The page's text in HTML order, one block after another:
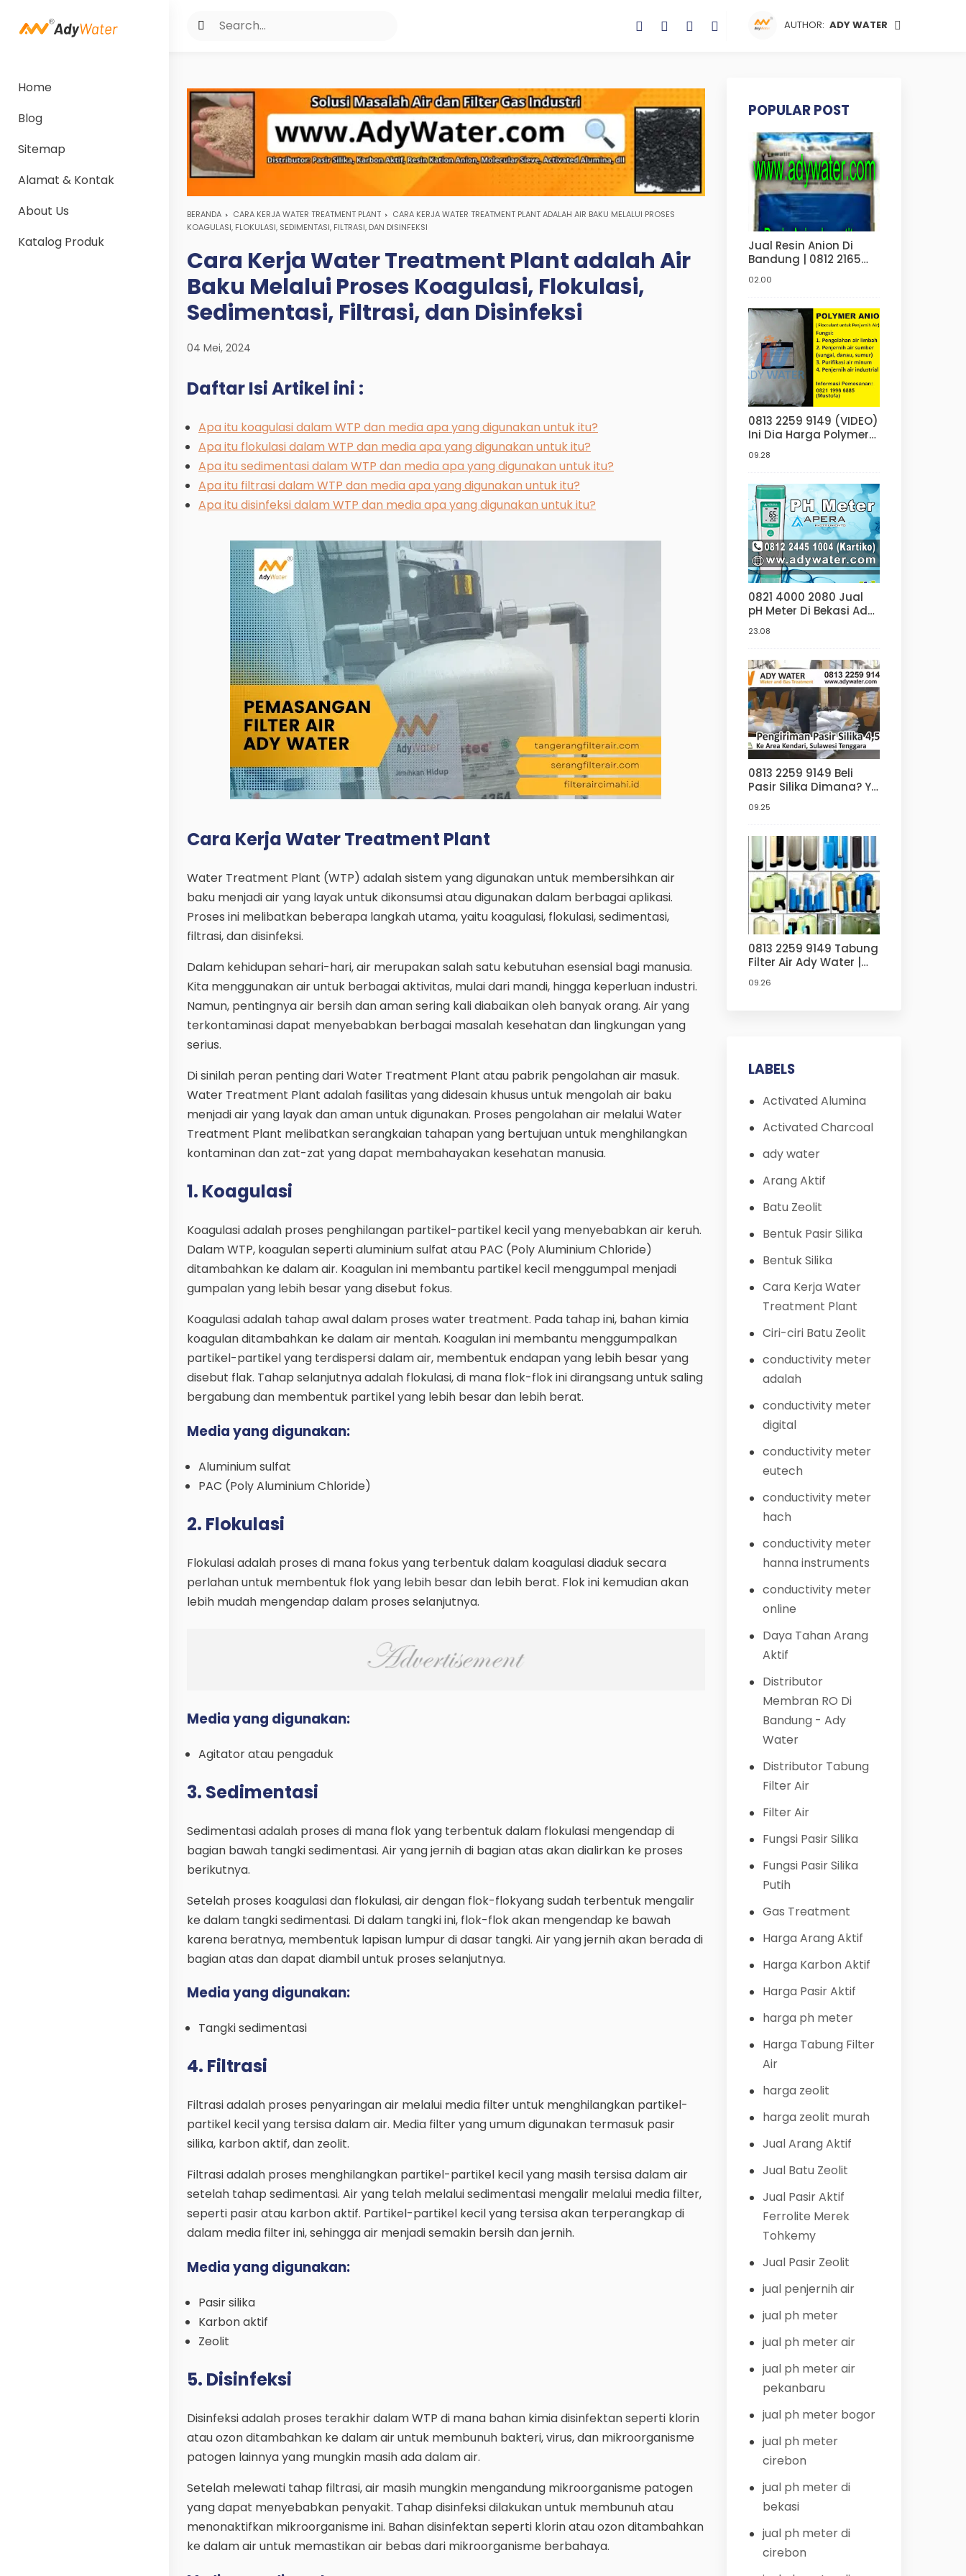
AUTHOR: ADY WATER
Home
Blog
Sitemap
Alamat & Kontak
About Us
Katalog Produk
BERANDA CARA KERJA WATER TREATMENT PLANT
CARA KERJA WATER TREATMENT PLANT ADALAH AIR BAKU MELALUI PROSES
KOAGULASI, FLOKULASI, SEDIMENTASI, FILTRASI, DAN DISINFEKSI
Cara Kerja Water Treatment Plant adalah Air
Baku Melalui Proses Koagulasi, Flokulasi,
Sedimentasi, Filtrasi, dan Disinfeksi
04 Mei, 2024
Daftar Isi Artikel ini :
Apa itu koagulasi dalam WTP dan media apa yang digunakan untuk itu?
Apa itu flokulasi dalam WTP dan media apa yang digunakan untuk itu?
Apa itu sedimentasi dalam WTP dan media apa yang digunakan untuk itu?
Apa itu filtrasi dalam WTP dan media apa yang digunakan untuk itu?
Apa itu disinfeksi dalam WTP dan media apa yang digunakan untuk itu?
Cara Kerja Water Treatment Plant
Water Treatment Plant (WTP) adalah sistem yang digunakan untuk membersihkan air
baku menjadi air yang layak untuk dikonsumsi atau digunakan dalam berbagai aplikasi.
Proses ini melibatkan beberapa langkah utama, yaitu koagulasi, flokulasi, sedimentasi,
filtrasi, dan disinfeksi.
Dalam kehidupan sehari-hari, air merupakan salah satu kebutuhan esensial bagi manusia.
Kita menggunakan air untuk berbagai aktivitas, mulai dari mandi, hingga keperluan industri.
Namun, pentingnya air bersih dan aman sering kali diabaikan oleh banyak orang. Air yang
terkontaminasi dapat menyebabkan berbagai masalah kesehatan dan lingkungan yang
serius.
Di sinilah peran penting dari Water Treatment Plant atau pabrik pengolahan air masuk.
Water Treatment Plant adalah fasilitas yang didesain khusus untuk mengolah air baku
menjadi air yang layak dan aman untuk digunakan. Proses pengolahan air melalui Water
Treatment Plant melibatkan serangkaian tahapan yang bertujuan untuk menghilangkan
kontaminan dan zat-zat yang dapat membahayakan kesehatan manusia.
1. Koagulasi
Koagulasi adalah proses penghilangan partikel-partikel kecil yang menyebabkan air keruh.
Dalam WTP, koagulan seperti aluminium sulfat atau PAC (Poly Aluminium Chloride)
ditambahkan ke dalam air. Koagulan ini membantu partikel kecil menggumpal menjadi
gumpalan yang lebih besar yang disebut fokus.
Koagulasi adalah tahap awal dalam proses water treatment. Pada tahap ini, bahan kimia
koagulan ditambahkan ke dalam air mentah. Koagulan ini membantu menggumpalkan
partikel-partikel yang terdispersi dalam air, membentuk endapan yang lebih besar yang
disebut flak. Tahap selanjutnya adalah flokulasi, di mana flok-flok ini dirangsang untuk saling
bergabung dan membentuk partikel yang lebih besar dan lebih berat.
Media yang digunakan:
Aluminium sulfat
PAC (Poly Aluminium Chloride)
2. Flokulasi
Flokulasi adalah proses di mana fokus yang terbentuk dalam koagulasi diaduk secara
perlahan untuk membentuk flok yang lebih besar dan lebih berat. Flok ini kemudian akan
lebih mudah mengendap dalam proses selanjutnya.
Media yang digunakan:
Agitator atau pengaduk
3. Sedimentasi
Sedimentasi adalah proses di mana flok yang terbentuk dalam flokulasi mengendap di
bagian bawah tangki sedimentasi. Air yang jernih di bagian atas akan dialirkan ke proses
berikutnya.
Setelah proses koagulasi dan flokulasi, air dengan flok-flokyang sudah terbentuk mengalir
ke dalam tangki sedimentasi. Di dalam tangki ini, flok-flok akan mengendap ke bawah
karena beratnya, membentuk lapisan lumpur di dasar tangki. Air yang jernih akan berada di
bagian atas dan dapat diambil untuk proses selanjutnya.
Media yang digunakan:
Tangki sedimentasi
4. Filtrasi
Filtrasi adalah proses penyaringan air melalui media filter untuk menghilangkan partikel-
partikel kecil yang tersisa dalam air. Media filter yang umum digunakan termasuk pasir
silika, karbon aktif, dan zeolit.
Filtrasi adalah proses menghilangkan partikel-partikel kecil yang masih tersisa dalam air
setelah tahap sedimentasi. Air yang telah melalui sedimentasi mengalir melalui media filter,
seperti pasir atau karbon aktif. Partikel-partikel kecil yang tersisa akan terperangkap di
dalam media filter ini, sehingga air menjadi semakin bersih dan jernih.
Media yang digunakan:
Pasir silika
Karbon aktif
Zeolit
5. Disinfeksi
Disinfeksi adalah proses terakhir dalam WTP di mana bahan kimia disinfektan seperti klorin
atau ozon ditambahkan ke dalam air untuk membunuh bakteri, virus, dan mikroorganisme
patogen lainnya yang mungkin masih ada dalam air.
Setelah melewati tahap filtrasi, air masih mungkin mengandung mikroorganisme patogen
yang dapat menyebabkan penyakit. Tahap disinfeksi dilakukan untuk membunuh atau
menonaktifkan mikroorganisme ini. Bahan disinfektan seperti klorin atau ozon ditambahkan
ke dalam air untuk memastikan air bebas dari mikroorganisme berbahaya.
POPULAR POST
Jual Resin Anion Di
Bandung | 0812 2165
Dalam Bidang Parmasi
02.00
0813 2259 9149 (VIDEO)
Ini Dia Harga Polymer
Anionic Penjernih Air di
Jakarta Bandung
Pengolahan Limbah
09.28
0821 4000 2080 Jual
pH Meter Di Bekasi Ady
23.08
0813 2259 9149 Beli
Pasir Silika Dimana? Ya
| Surabaya | di
09.25
0813 2259 9149 Tabung
Filter Air Ady Water |
Kecil | Isi Ulang | 10
Inch| Terbaik | Pc | FRP |
09.26
LABELS
Activated Alumina
Activated Charcoal
ady water
Arang Aktif
Batu Zeolit
Bentuk Pasir Silika
Bentuk Silika
Cara Kerja Water
Treatment Plant
Ciri-ciri Batu Zeolit
conductivity meter
adalah
conductivity meter
digital
conductivity meter
eutech
conductivity meter
hach
conductivity meter
hanna instruments
conductivity meter
online
Daya Tahan Arang
Aktif
Distributor
Membran RO Di
Bandung - Ady
Water
Distributor Tabung
Filter Air
Filter Air
Fungsi Pasir Silika
Fungsi Pasir Silika
Putih
Gas Treatment
Harga Arang Aktif
Harga Karbon Aktif
Harga Pasir Aktif
harga ph meter
Harga Tabung Filter
Air
harga zeolit
harga zeolit murah
Jual Arang Aktif
Jual Batu Zeolit
Jual Pasir Aktif
Ferrolite Merek
Tohkemy
Jual Pasir Zeolit
jual penjernih air
jual ph meter
jual ph meter air
jual ph meter air
pekanbaru
jual ph meter bogor
jual ph meter
cirebon
jual ph meter di
bekasi
jual ph meter di
cirebon